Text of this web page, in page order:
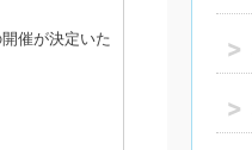
催が決定いた